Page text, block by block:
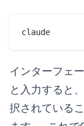
インターフェ
と入力すると
択されている